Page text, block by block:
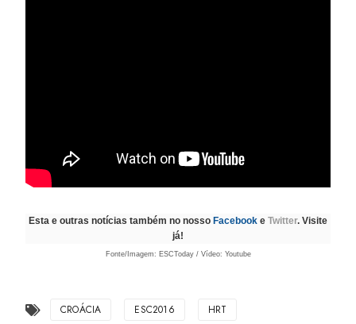
Esta e outras notícias também no nosso Facebook e Twitter. Visite
já!
Fonte/Imagem: ESCToday / Vídeo: Youtube
CROÁCIA ESC2016 HRT